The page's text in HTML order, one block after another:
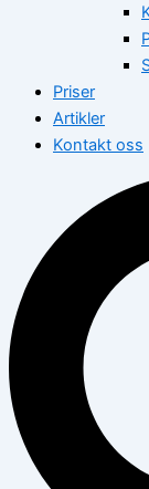
Priser
Artikler
Kontakt oss